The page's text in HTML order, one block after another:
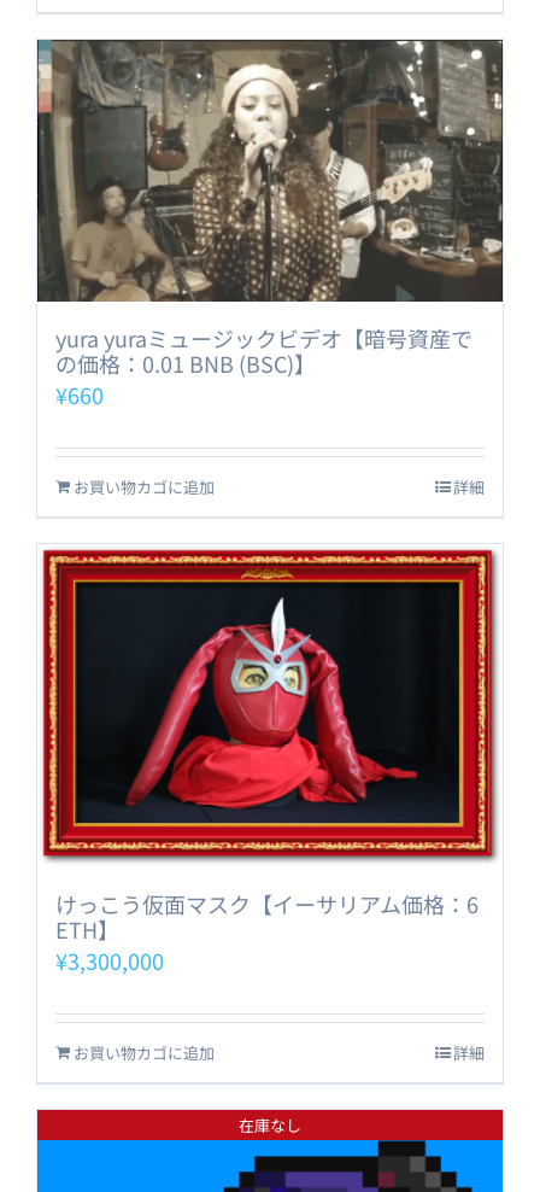
yura yuraミュージックビデオ【暗号資産で
の価格：0.01 BNB (BSC)】
¥660
お買い物カゴに追加 詳細
けっこう仮面マスク【イーサリアム価格：6
ETH】
¥3,300,000
お買い物カゴに追加 詳細
在庫なし